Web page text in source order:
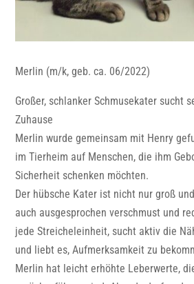
Merlin (m/k, geb. ca. 06/2022)
Großer, schlanker Schmusekater sucht
Zuhause
Merlin wurde gemeinsam mit Henry
im Tierheim auf Menschen, die ihm
Sicherheit schenken möchten.
Der hübsche Kater ist nicht nur groß
auch ausgesprochen verschmust und
jede Streicheleinheit, sucht aktiv die
und liebt es, Aufmerksamkeit zu
Merlin hat leicht erhöhte Leberwerte,